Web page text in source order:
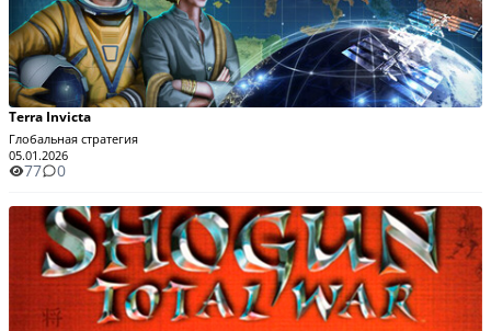
Terra Invicta
Глобальная стратегия
05.01.2026
77 0